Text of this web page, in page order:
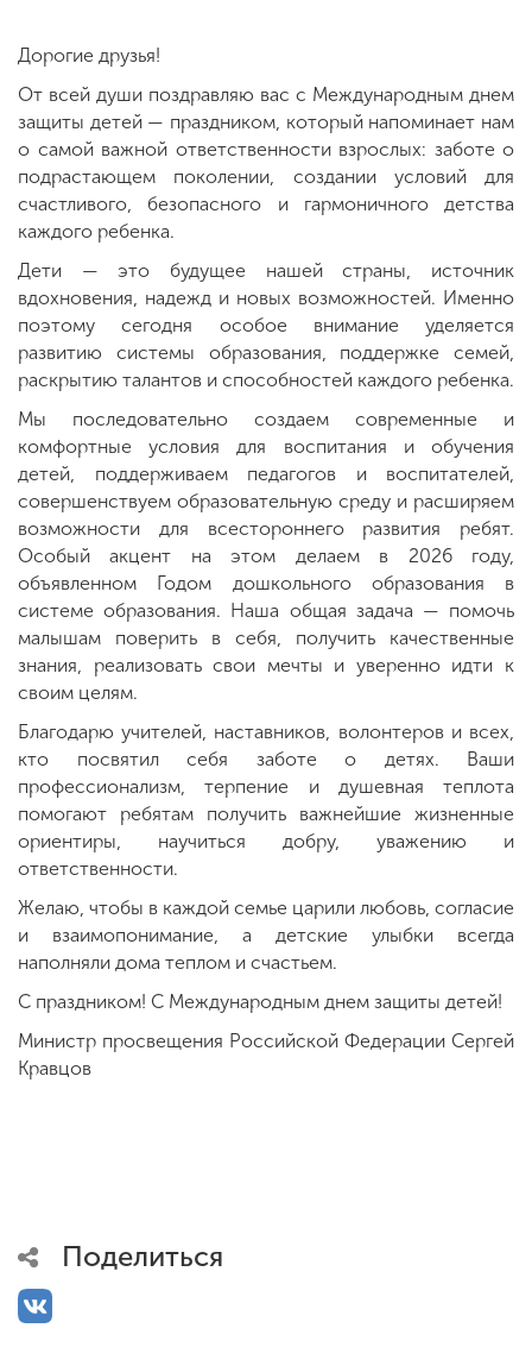
Дорогие друзья!
От всей души поздравляю вас с Международным днем
защиты детей — праздником, который напоминает нам
о самой важной ответственности взрослых: заботе о
подрастающем поколении, создании условий для
счастливого, безопасного и гармоничного детства
каждого ребенка.
Дети — это будущее нашей страны, источник
вдохновения, надежд и новых возможностей. Именно
поэтому сегодня особое внимание уделяется
развитию системы образования, поддержке семей,
раскрытию талантов и способностей каждого ребенка.
Мы последовательно создаем современные и
комфортные условия для воспитания и обучения
детей, поддерживаем педагогов и воспитателей,
совершенствуем образовательную среду и расширяем
возможности для всестороннего развития ребят.
Особый акцент на этом делаем в 2026 году,
объявленном Годом дошкольного образования в
системе образования. Наша общая задача — помочь
малышам поверить в себя, получить качественные
знания, реализовать свои мечты и уверенно идти к
своим целям.
Благодарю учителей, наставников, волонтеров и всех,
кто посвятил себя заботе о детях. Ваши
профессионализм, терпение и душевная теплота
помогают ребятам получить важнейшие жизненные
ориентиры, научиться добру, уважению и
ответственности.
Желаю, чтобы в каждой семье царили любовь, согласие
и взаимопонимание, а детские улыбки всегда
наполняли дома теплом и счастьем.
С праздником! С Международным днем защиты детей!
Министр просвещения Российской Федерации Сергей
Кравцов
Поделиться